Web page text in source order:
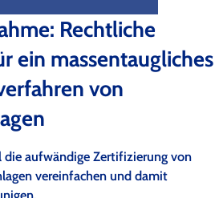
Rechtliche
ein massentaugliches
von
die aufwändige Zertifizierung von
vereinfachen und damit